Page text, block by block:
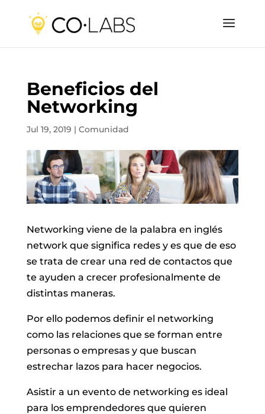
Beneficios del
Networking
Jul 19, 2019 | Comunidad
Networking viene de la palabra en inglés
network que significa redes y es que de eso
se trata de crear una red de contactos que
te ayuden a crecer profesionalmente de
distintas maneras.
Por ello podemos definir el networking
como las relaciones que se forman entre
personas o empresas y que buscan
estrechar lazos para hacer negocios.
Asistir a un evento de networking es ideal
para los emprendedores que quieren